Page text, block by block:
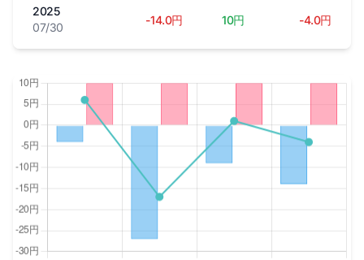
2025
07/30
-14.0円 10円 -4.0円